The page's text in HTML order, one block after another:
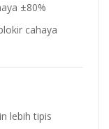
±80%
cahaya
lebih tipis